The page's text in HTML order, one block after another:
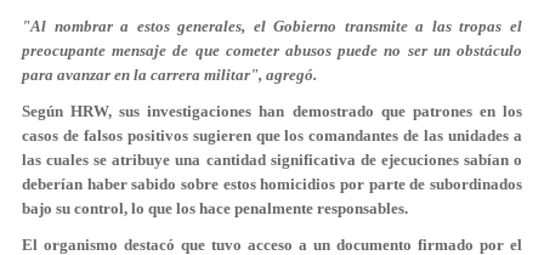
"Al nombrar a estos generales, el Gobierno transmite a las tropas el
preocupante mensaje de que cometer abusos puede no ser un obstáculo
para avanzar en la carrera militar", agregó.
Según HRW, sus investigaciones han demostrado que patrones en los
casos de falsos positivos sugieren que los comandantes de las unidades a
las cuales se atribuye una cantidad significativa de ejecuciones sabían o
deberían haber sabido sobre estos homicidios por parte de subordinados
bajo su control, lo que los hace penalmente responsables.
El organismo destacó que tuvo acceso a un documento firmado por el